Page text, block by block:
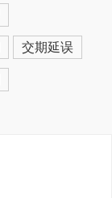
交期延误